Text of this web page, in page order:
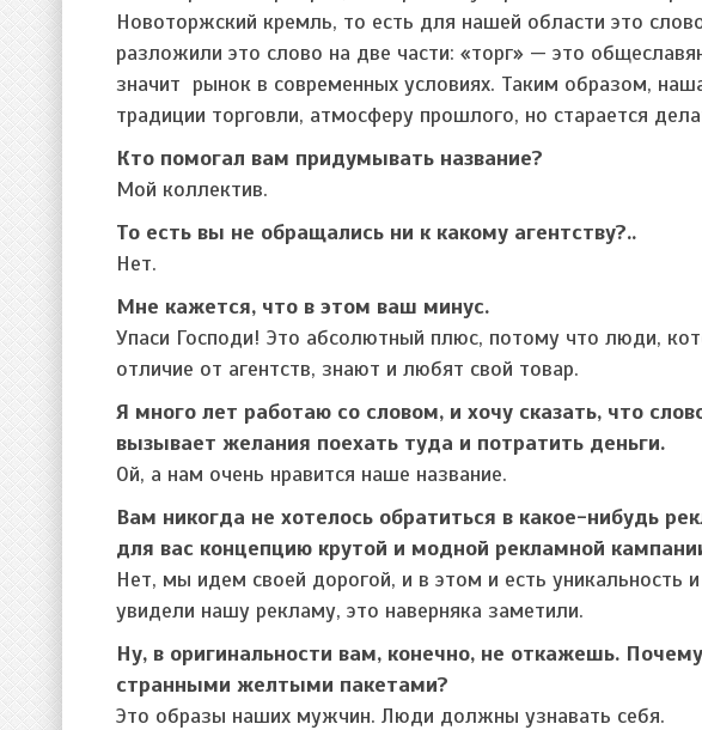
Новоторжский кремль, то есть для нашей области это
разложили это слово на две части: «торг» — это
значит рынок в современных условиях. Таким образом,
традиции торговли, атмосферу прошлого, но старается
Кто помогал вам придумывать название?
Мой коллектив.
То есть вы не обращались ни к какому агентству?..
Нет.
Мне кажется, что в этом ваш минус.
Упаси Господи! Это абсолютный плюс, потому что люди,
отличие от агентств, знают и любят свой товар.
Я много лет работаю со словом, и хочу сказать, что
вызывает желания поехать туда и потратить деньги.
Ой, а нам очень нравится наше название.
Вам никогда не хотелось обратиться в какое-нибудь
для вас концепцию крутой и модной рекламной
Нет, мы идем своей дорогой, и в этом и есть уникальность
увидели нашу рекламу, это наверняка заметили.
Ну, в оригинальности вам, конечно, не откажешь.
странными желтыми пакетами?
Это образы наших мужчин. Люди должны узнавать себя.